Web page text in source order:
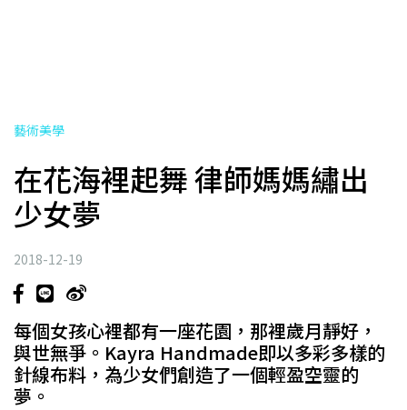
藝術美學
在花海裡起舞 律師媽媽繡出
少女夢
2018-12-19
每個女孩心裡都有一座花園，那裡歲月靜好，
與世無爭。Kayra Handmade即以多彩多樣的
針線布料，為少女們創造了一個輕盈空靈的
夢。